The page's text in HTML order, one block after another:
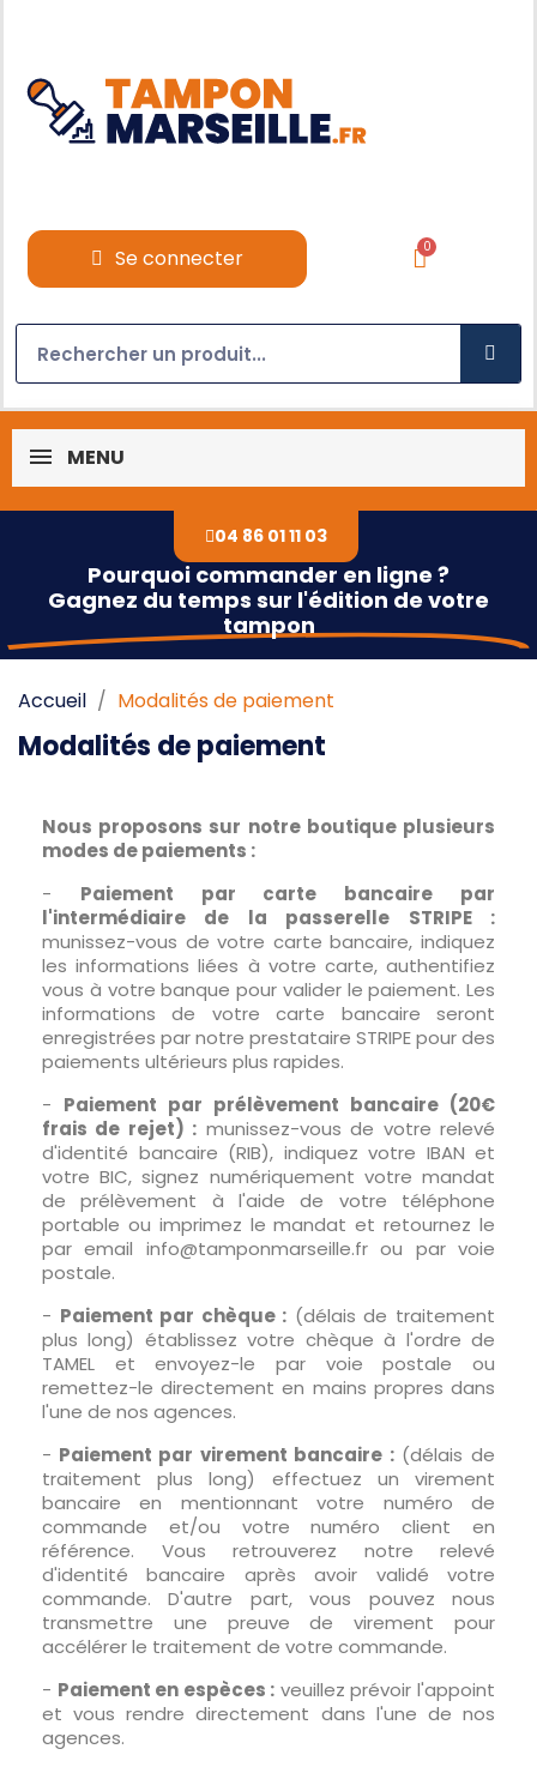
Se connecter
MENU
04 86 01 11 03
Pourquoi commander en ligne ?
Gagnez du temps sur l'édition de votre
tampon
Accueil Modalités de paiement
Modalités de paiement
Nous proposons sur notre boutique plusieurs
modes de paiements :
- Paiement par carte bancaire par
l'intermédiaire de la passerelle STRIPE :
munissez-vous de votre carte bancaire, indiquez
les informations liées à votre carte, authentifiez
vous à votre banque pour valider le paiement. Les
informations de votre carte bancaire seront
enregistrées par notre prestataire STRIPE pour des
paiements ultérieurs plus rapides.
- Paiement par prélèvement bancaire (20€
frais de rejet) : munissez-vous de votre relevé
d'identité bancaire (RIB), indiquez votre IBAN et
votre BIC, signez numériquement votre mandat
de prélèvement à l'aide de votre téléphone
portable ou imprimez le mandat et retournez le
par email info@tamponmarseille.fr ou par voie
postale.
- Paiement par chèque : (délais de traitement
plus long) établissez votre chèque à l'ordre de
TAMEL et envoyez-le par voie postale ou
remettez-le directement en mains propres dans
l'une de nos agences.
- Paiement par virement bancaire :(délais de
traitement plus long) effectuez un virement
bancaire en mentionnant votre numéro de
commande et/ou votre numéro client en
référence. Vous retrouverez notre relevé
d'identité bancaire après avoir validé votre
commande. D'autre part, vous pouvez nous
transmettre une preuve de virement pour
accélérer le traitement de votre commande.
- Paiement en espèces : veuillez prévoir l'appoint
et vous rendre directement dans l'une de nos
agences.